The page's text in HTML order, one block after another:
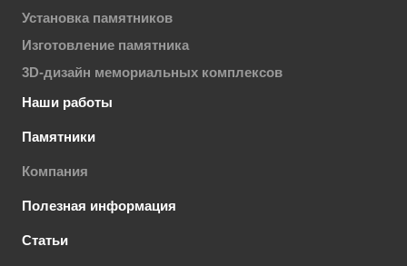
Установка памятников
Изготовление памятника
3D-дизайн мемориальных комплексов
Наши работы
Памятники
Компания
Полезная информация
Статьи